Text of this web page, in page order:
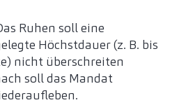
Ruhen soll eine
Höchstdauer (z. B. bis
nicht überschreiten
soll das Mandat